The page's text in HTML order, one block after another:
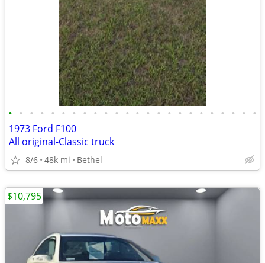
• • • • • • • • • • • • • • • • • • • • • • • •
1973 Ford F100
All original-Classic truck
8/6 48k mi Bethel
$10,795